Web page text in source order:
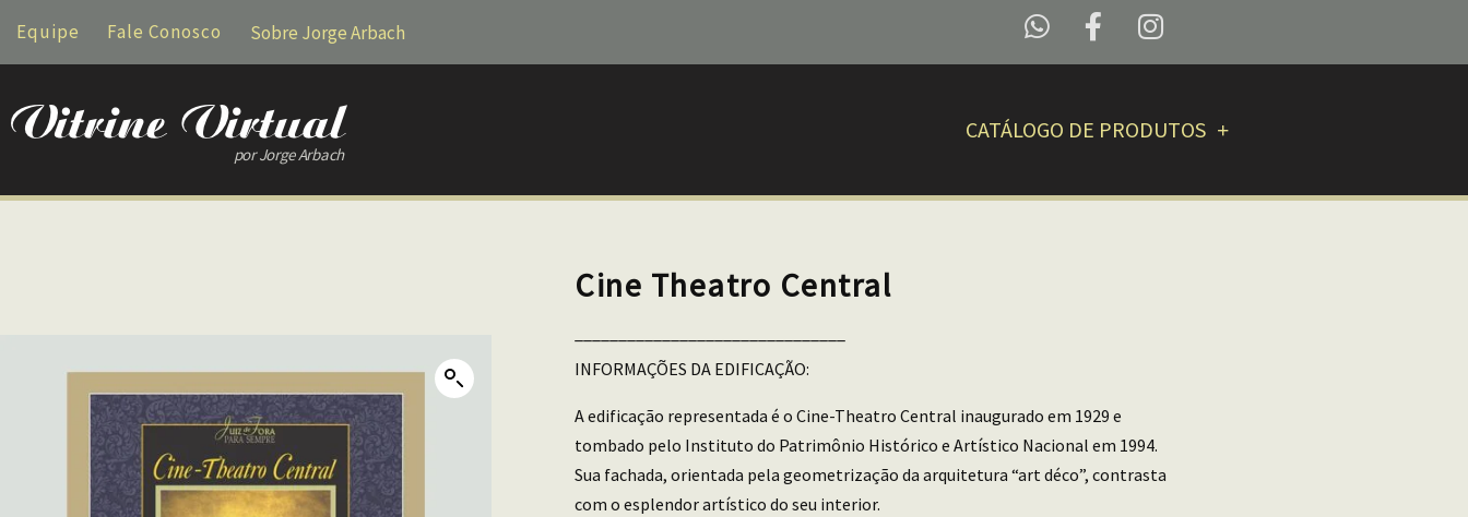
Equipe Fale Conosco Sobre Jorge Arbach
por Jorge Arbach
CATÁLOGO DE PRODUTOS
Cine Theatro Central
INFORMAÇÕES DA EDIFICAÇÃO:
A edificação representada é o Cine-Theatro Central inaugurado em 1929 e
tombado pelo Instituto do Patrimônio Histórico e Artístico Nacional em 1994.
Sua fachada, orientada pela geometrização da arquitetura “art déco”, contrasta
com o esplendor artístico do seu interior.